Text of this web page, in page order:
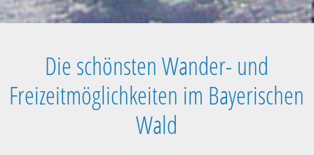
Die schönsten Wander- und
Freizeitmöglichkeiten im Bayerischen
Wald